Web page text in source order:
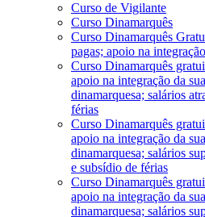
Curso de Vigilante
Curso Dinamarquês
Curso Dinamarquês
pagas; apoio na
Curso Dinamarquês
apoio na integração da
dinamarquesa; salários
férias
Curso Dinamarquês
apoio na integração da
dinamarquesa; salários
e subsídio de férias
Curso Dinamarquês
apoio na integração da
dinamarquesa; salários